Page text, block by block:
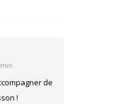
de
!